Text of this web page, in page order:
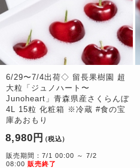
6/29〜7/4出荷◇ 留長果樹園 超
大粒「ジュノハート〜
Junoheart」青森県産さくらんぼ
4L 15粒 化粧箱 ※冷蔵 #食の宝
庫あおもり
8,980円 （税込）
販売期間：7/1 00:00 ～ 7/2
08:00 販売終了